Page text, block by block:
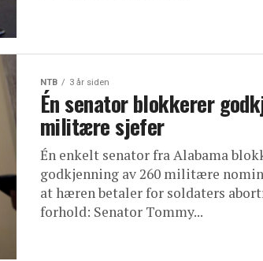
NTB 3 år siden
Én senator blokkerer
militære sjefer
Én enkelt senator fra Alabama
godkjenning av 260 militære
at hæren betaler for soldaters
forhold: Senator Tommy...